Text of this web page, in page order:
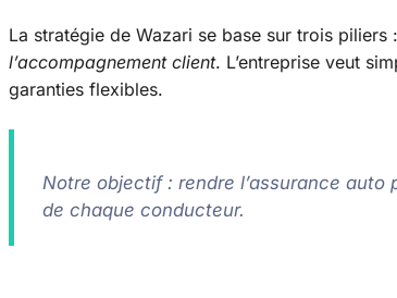
La stratégie de Wazari se base sur trois piliers :
l’accompagnement client. L’entreprise veut
garanties flexibles.
Notre objectif : rendre l’assurance
de chaque conducteur.